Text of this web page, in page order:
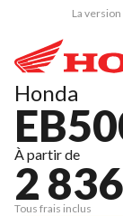
La
Honda
À partir de
2
Tous frais inclus